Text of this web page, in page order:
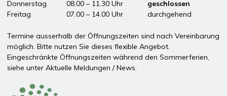
Donnerstag
08.00 – 11.30 Uhr
geschlossen
Freitag
07.00 – 14.00 Uhr durchgehend
Termine ausserhalb der Öffnungszeiten sind nach Vereinbarung
möglich. Bitte nutzen Sie dieses flexible Angebot.
Eingeschränkte Öffnungszeiten während den Sommerferien,
siehe unterAktuelle Meldungen / News.
Partner